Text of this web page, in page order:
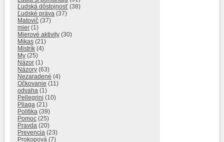
Ľudská dôstojnosť (38)
Ľudské práva (37)
Matovič (37)
mier (1)
Mierové aktivity (30)
Mikas (21)
Mistrík (4)
My (25)
Názor (1)
Názory (63)
Nezaradené (4)
Očkovanie (11)
odvaha (1)
Pellegrini (10)
Pliaga (21)
Politika (39)
Pomoc (25)
Pravda (20)
Prevencia (23)
Prokopová (7)